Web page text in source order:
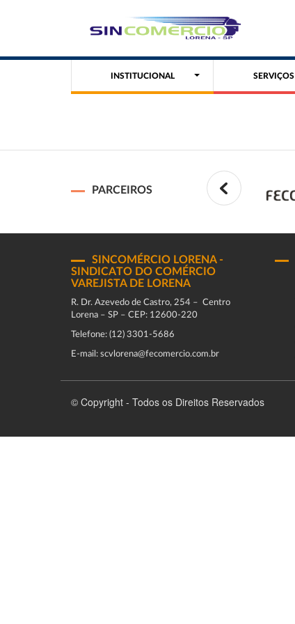
INSTITUCIONAL SERVIÇOS
PARCEIROS
SINCOMÉRCIO LORENA -
SINDICATO DO COMÉRCIO
VAREJISTA DE LORENA
R. Dr. Azevedo de Castro, 254 – Centro
Lorena – SP – CEP: 12600-220
Telefone: (12) 3301-5686
E-mail: scvlorena@fecomercio.com.br
© Copyright - Todos os Direitos Reservados